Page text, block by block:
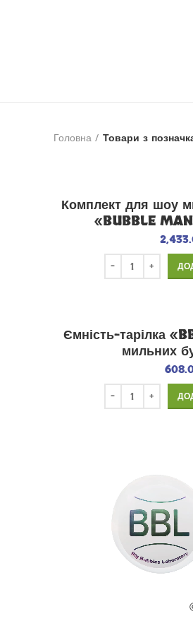
Головна Товари з
Комплект для шоу
«BUBBLE
Ємність-тарілка
мильних